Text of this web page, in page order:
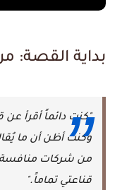
بداية القصة:
"كنت دائماً أقرأ عن
وكنت أظن أن ما
من شركات
قناعتي تماماً."